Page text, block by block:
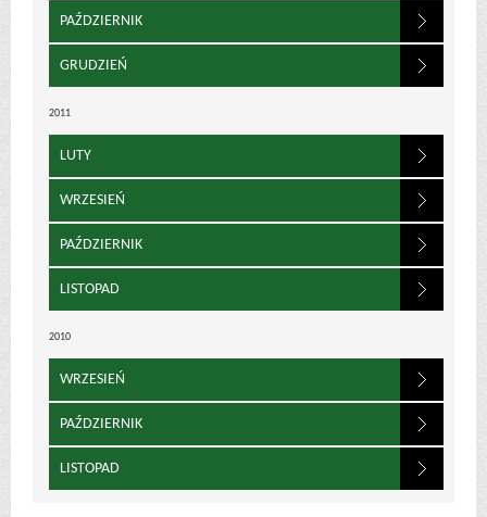
PAŹDZIERNIK
GRUDZIEŃ
2011
LUTY
WRZESIEŃ
PAŹDZIERNIK
LISTOPAD
2010
WRZESIEŃ
PAŹDZIERNIK
LISTOPAD